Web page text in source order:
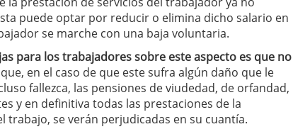
puede optar por reducir o elimina dicho salario en
se marche con una baja voluntaria.
para los trabajadores sobre este aspecto es que no
que, en el caso de que este sufra algún daño que le
fallezca, las pensiones de viudedad, de orfandad,
y en definitiva todas las prestaciones de la
trabajo, se verán perjudicadas en su cuantía.